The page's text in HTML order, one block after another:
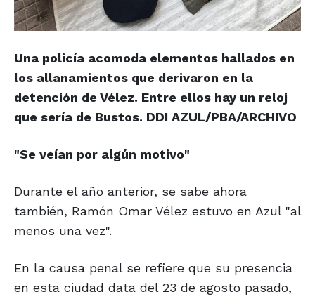
Una policía acomoda elementos hallados en
los allanamientos que derivaron en la
detención de Vélez. Entre ellos hay un reloj
que sería de Bustos. DDI AZUL/PBA/ARCHIVO
"Se veían por algún motivo"
Durante el año anterior, se sabe ahora
también, Ramón Omar Vélez estuvo en Azul "al
menos una vez".
En la causa penal se refiere que su presencia
en esta ciudad data del 23 de agosto pasado,